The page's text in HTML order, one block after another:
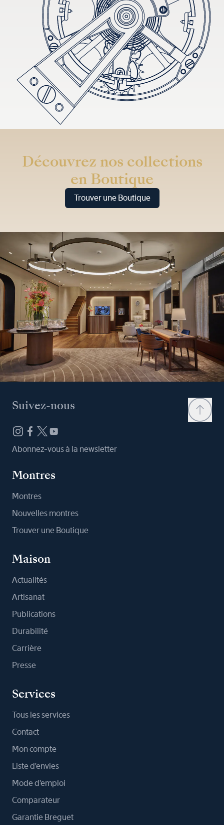
Découvrez nos collections
en Boutique
Trouver une Boutique
Suivez-nous
Abonnez-vous à la newsletter
Montres
Montres
Nouvelles montres
Trouver une Boutique
Maison
Actualités
Artisanat
Publications
Durabilité
Carrière
Presse
Services
Tous les services
Contact
Mon compte
Liste d'envies
Mode d'emploi
Comparateur
Garantie Breguet